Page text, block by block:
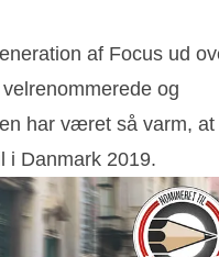
af Focus ud
og
har været så varm, at
i Danmark 2019.